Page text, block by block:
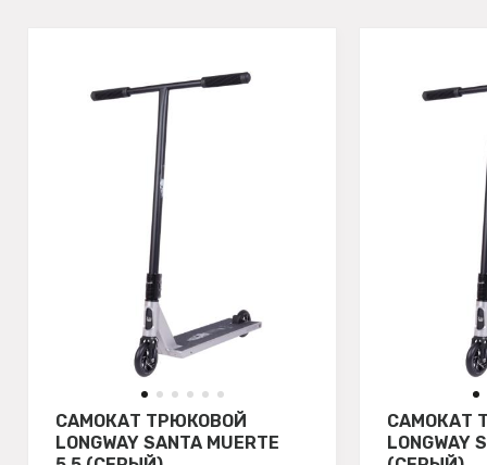
САМОКАТ ТРЮКОВОЙ
LONGWAY SANTA MUERTE
САМОКАТ
LONGWAY